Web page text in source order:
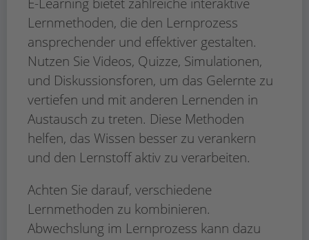
Lernmethoden, die den Lernprozess
ansprechender und effektiver gestalten.
Nutzen Sie Videos, Quizze, Simulationen,
und Diskussionsforen, um das Gelernte zu
vertiefen und mit anderen Lernenden in
Austausch zu treten. Diese Methoden
helfen, das Wissen besser zu verankern
und den Lernstoff aktiv zu verarbeiten.
Achten Sie darauf, verschiedene
Lernmethoden zu kombinieren.
Abwechslung im Lernprozess kann dazu